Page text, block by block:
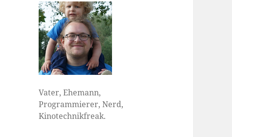
Vater, Ehemann,
Programmierer, Nerd,
Kinotechnikfreak.